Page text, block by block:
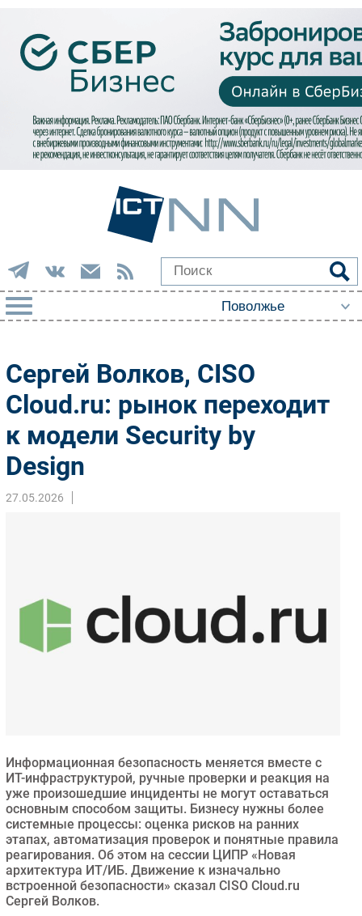
Импорто­замещение
Автоматизация Промышленности
Интернет
Мобильная связь
Фиксированная связь
Интеграция
Outsourcing
Кадры
Инновации
CIO/Управление ИТ
Гаджеты
Здоровье
РАЗДЕЛЫ
Сергей Волков, CISO
Cloud.ru: рынок переходит
к модели Security by
Design
27.05.2026
Информационная безопасность меняется вместе с
ИТ-инфраструктурой, ручные проверки и реакция на
уже произошедшие инциденты не могут оставаться
основным способом защиты. Бизнесу нужны более
системные процессы: оценка рисков на ранних
этапах, автоматизация проверок и понятные правила
реагирования. Об этом на сессии ЦИПР «Новая
архитектура ИТ/ИБ. Движение к изначально
встроенной безопасности» сказал CISO Cloud.ru
Сергей Волков.